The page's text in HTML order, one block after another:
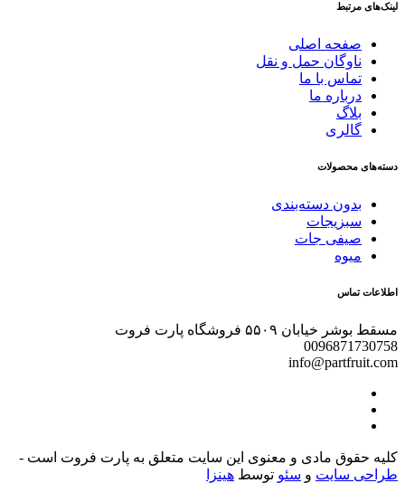
لینک‌های مرتبط
صفحه اصلی
ناوگان حمل و نقل
تماس با ما
درباره ما
بلاگ
گالری
دسته‌های محصولات
بدون دسته‌بندی
سبزیجات
صیفی جات
میوه
اطلاعات تماس
مسقط بوشر خیابان ۵۵۰۹ فروشگاه پارت فروت
0096871730758
info@partfruit.com
کلیه حقوق مادی و معنوی این سایت متعلق به پارت فروت است -
طراحی سایت و سئو توسط هینزا